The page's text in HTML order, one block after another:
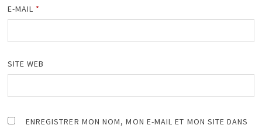
E-MAIL *
SITE WEB
ENREGISTRER MON NOM, MON E-MAIL ET MON SITE DANS